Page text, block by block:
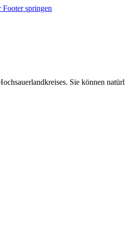
Footer springen
Sie können